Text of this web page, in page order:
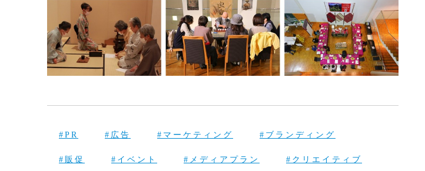
#PR #広告 #マーケティング #ブランディング
#販促 #イベント #メディアプラン #クリエイティブ